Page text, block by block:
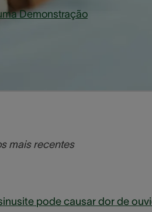
Demonstraçãoe sinta a
mais recentes